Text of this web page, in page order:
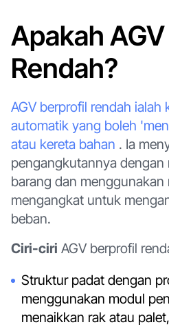
Apakah
Rendah?
AGV berprofil rendah ialah
automatik yang boleh
atau kereta bahan . Ia
pengangkutannya dengan
barang dan menggunakan
mengangkat untuk
beban.
Ciri-ciri AGV berprofil
Struktur padat dengan
menggunakan modul
menaikkan rak atau